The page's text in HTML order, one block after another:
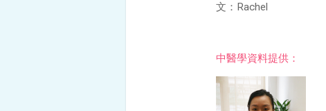
文：Rachel
中醫學資料提供：